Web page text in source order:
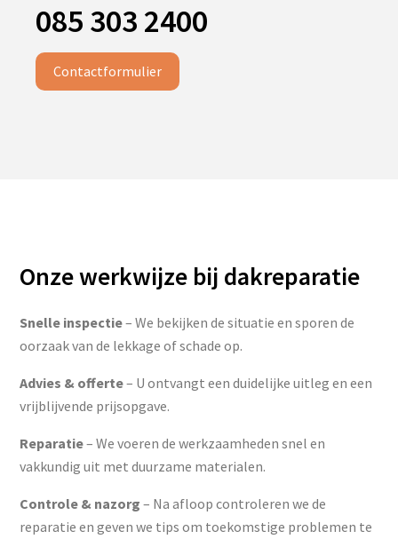
085 303 2400
Contactformulier
Onze werkwijze bij dakreparatie
Snelle inspectie– We bekijken de situatie en sporen de
oorzaak van de lekkage of schade op.
Advies & offerte– U ontvangt een duidelijke uitleg en een
vrijblijvende prijsopgave.
Reparatie– We voeren de werkzaamheden snel en
vakkundig uit met duurzame materialen.
Controle & nazorg – Na afloop controleren we de
reparatie en geven we tips om toekomstige problemen te